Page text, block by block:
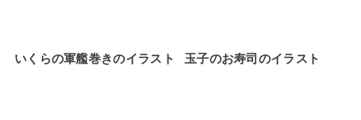
いくらの軍艦巻きのイラスト 玉子のお寿司のイラスト